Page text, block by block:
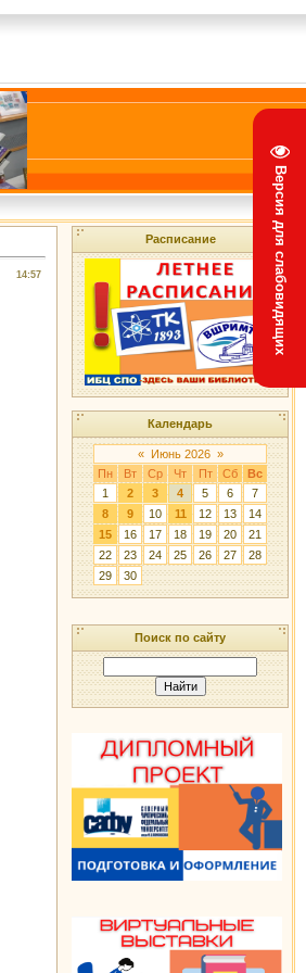
Версия для слабовидящих
14:57
Расписание
Календарь
« Июнь 2026 »
Пн
Вт Ср Чт Пт Сб
Вс
1
2 3 4 5 6
7
8
9 10 11 12 13
14
15
16 17 18 19 20
21
22
23 24 25 26 27
28
29
30
Поиск по сайту